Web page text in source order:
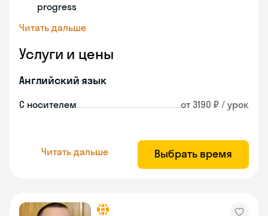
progress
Читать дальше
Услуги и цены
Английский язык
С носителем от 3190 ₽ / урок
Читать дальше Выбрать время